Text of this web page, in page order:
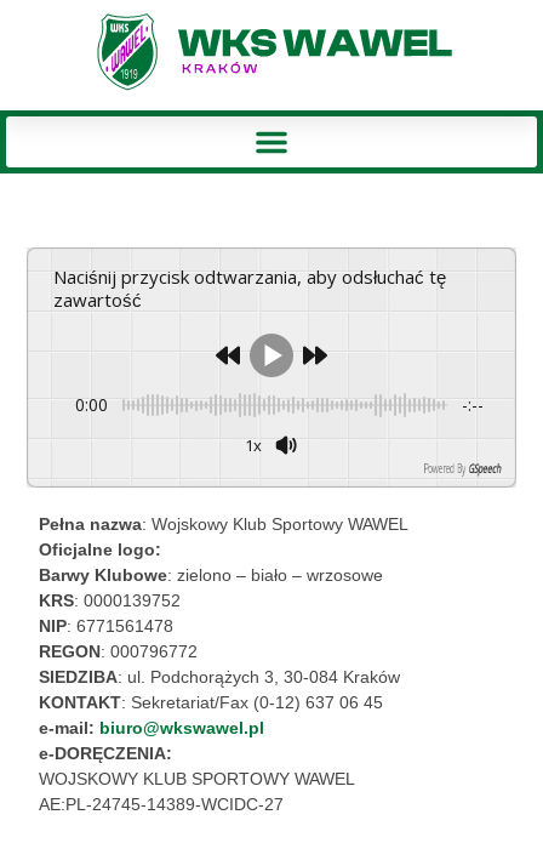
Naciśnij przycisk odtwarzania, aby odsłuchać tę
zawartość
0:00 -:--
1x
Powered By GSpeech
Pełna nazwa: Wojskowy Klub Sportowy WAWEL
Oficjalne logo:
Barwy Klubowe: zielono – biało – wrzosowe
KRS: 0000139752
NIP: 6771561478
REGON: 000796772
SIEDZIBA: ul. Podchorążych 3, 30-084 Kraków
KONTAKT: Sekretariat/Fax (0-12) 637 06 45
e-mail: biuro@wkswawel.pl
e-DORĘCZENIA:
WOJSKOWY KLUB SPORTOWY WAWEL
AE:PL-24745-14389-WCIDC-27